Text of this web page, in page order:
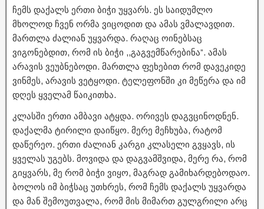
ჩემს დაქალს ერთი ბიჭი უყვარს. ეს საიდუმლო
მხოლოდ ჩვენ ორმა ვიცოდით და ამას ვმალავდით.
მართლა ძალიან უყვარდა. რაღაც ოინებსაც
ვიგონებდით, რომ ის ბიჭი ,,გაგვემწარებინა”. ამას
არავის ვეუბნებოდი. მართლა ფეხებით რომ დავეკიდე
ვინმეს, არავის ვეტყოდი. ტელეფონში კი მეწერა და იმ
დღეს ყველამ წაიკითხა.
კლასში ერთი ამბავი ატყდა. ორივეს დაგვცინოდნენ.
დაქალმა ტირილი დაიწყო. მერე მეჩხუბა, რატომ
დაწერეო. ერთი ძალიან კარგი კლასელი გვყავს, ის
ყველას უგებს. მოვიდა და დაგვამშვიდა, მერე რა, რომ
გიყვარს, მე რომ ბიჭი ვიყო, მაგრად გამიხარდებოდაო.
ბოლოს იმ ბიჭსაც უთხრეს, რომ ჩემს დაქალს უყვარდა
და მან შემოუთვალა, რომ მის მიმართ გულგრილი არც